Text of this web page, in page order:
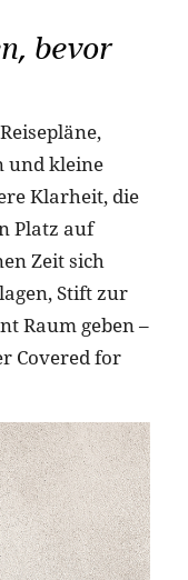
bevor
und kleine
Klarheit, die
Platz auf
Zeit sich
Stift zur
Raum geben –
Covered for